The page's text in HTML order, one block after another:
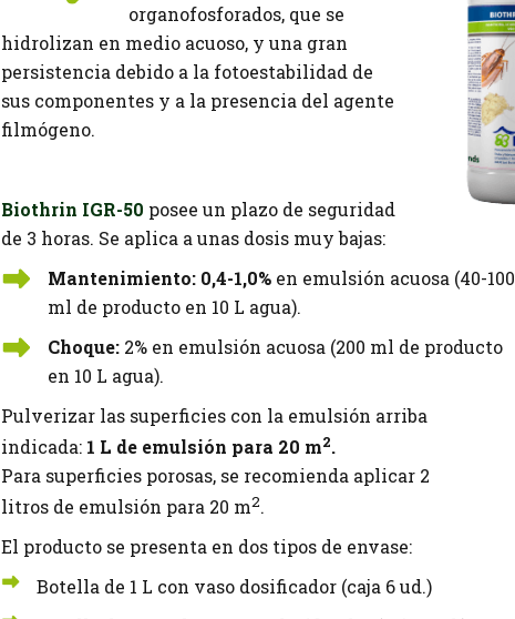
organofosforados, que se
hidrolizan en medio acuoso, y una gran
persistencia debido a la fotoestabilidad de
sus componentes y a la presencia del agente
filmógeno.
Biothrin IGR-50 posee un plazo de seguridad
de 3 horas. Se aplica a unas dosis muy bajas:
Mantenimiento: 0,4-1,0%en emulsión acuosa (40-100
ml de producto en 10 L agua).
Choque:2% en emulsión acuosa (200 ml de producto
en 10 L agua).
Pulverizar las superficies con la emulsión arriba
indicada: 1 L de emulsión para 20 m2.
Para superficies porosas, se recomienda aplicar 2
litros de emulsión para 20 m2.
El producto se presenta en dos tipos de envase:
Botella de 1 L con vaso dosificador (caja 6 ud.)